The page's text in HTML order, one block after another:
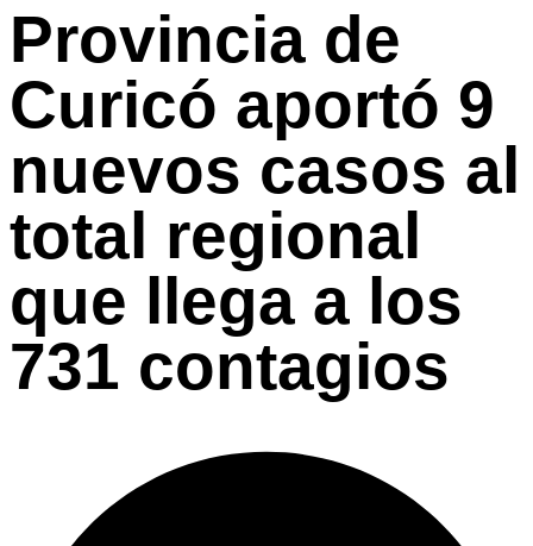
Provincia de
Curicó aportó 9
nuevos casos al
total regional
que llega a los
731 contagios